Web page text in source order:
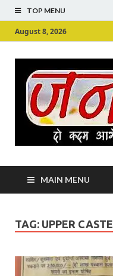
TOP MENU
August 8, 2026
MAIN MENU
TAG: UPPER CASTE